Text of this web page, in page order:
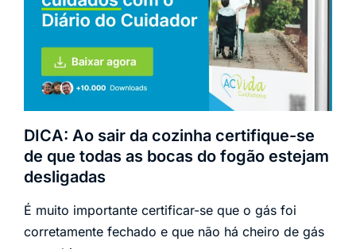
DICA: Ao sair da cozinha certifique-se
de que todas as bocas do fogão estejam
desligadas
É muito importante certificar-se que o gás foi
corretamente fechado e que não há cheiro de gás